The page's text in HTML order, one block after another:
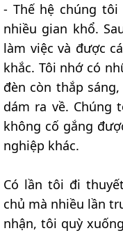
- Thế hệ chúng
nhiều gian khổ.
làm việc và được
khắc. Tôi nhớ có
đèn còn thắp
dám ra về. Chúng
không cố gắng
nghiệp khác.
Có lần tôi đi
chủ mà nhiều lần
nhận, tôi quỳ